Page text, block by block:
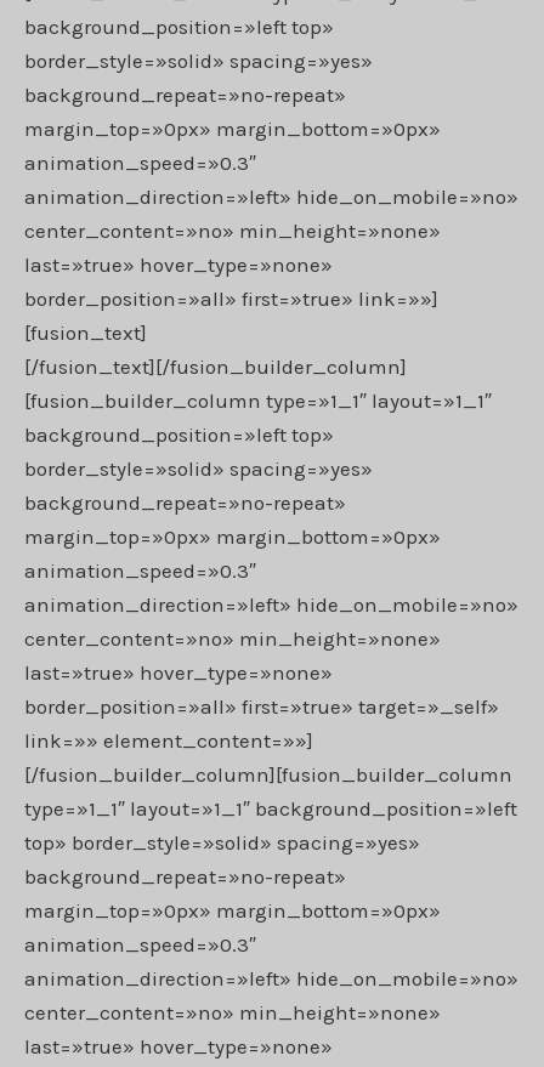
background_position=»left top»
border_style=»solid» spacing=»yes»
background_repeat=»no-repeat»
margin_top=»0px» margin_bottom=»0px»
animation_speed=»0.3″
animation_direction=»left» hide_on_mobile=»no»
center_content=»no» min_height=»none»
last=»true» hover_type=»none»
border_position=»all» first=»true» link=»»]
[fusion_text]
[/fusion_text][/fusion_builder_column]
[fusion_builder_column type=»1_1″ layout=»1_1″
background_position=»left top»
border_style=»solid» spacing=»yes»
background_repeat=»no-repeat»
margin_top=»0px» margin_bottom=»0px»
animation_speed=»0.3″
animation_direction=»left» hide_on_mobile=»no»
center_content=»no» min_height=»none»
last=»true» hover_type=»none»
border_position=»all» first=»true» target=»_self»
link=»» element_content=»»]
[/fusion_builder_column][fusion_builder_column
type=»1_1″ layout=»1_1″ background_position=»left
top» border_style=»solid» spacing=»yes»
background_repeat=»no-repeat»
margin_top=»0px» margin_bottom=»0px»
animation_speed=»0.3″
animation_direction=»left» hide_on_mobile=»no»
center_content=»no» min_height=»none»
last=»true» hover_type=»none»